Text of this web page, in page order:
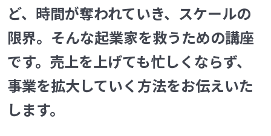
ど、時間が奪われていき、スケールの
限界。そんな起業家を救うための講座
です。売上を上げても忙しくならず、
事業を拡大していく方法をお伝えいた
します。